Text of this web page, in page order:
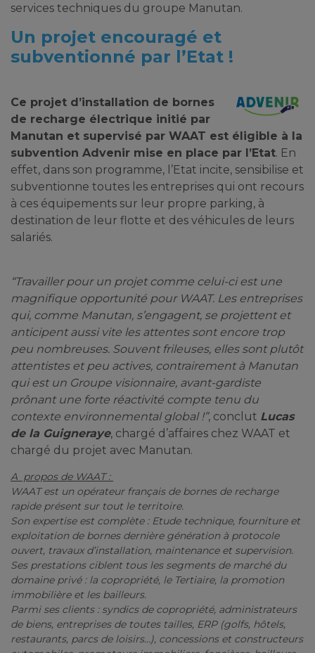
services techniques du groupe Manutan.
Un projet encouragé et
subventionné par l’Etat !
Ce projet d’installation de bornes
de recharge électrique initié par
Manutan et supervisé par WAAT est éligible à la
subvention Advenir mise en place par l’Etat. En
effet, dans son programme, l’Etat incite, sensibilise et
subventionne toutes les entreprises qui ont recours
à ces équipements sur leur propre parking, à
destination de leur flotte et des véhicules de leurs
salariés.
“Travailler pour un projet comme celui-ci est une
magnifique opportunité pour WAAT. Les entreprises
qui, comme Manutan, s’engagent, se projettent et
anticipent aussi vite les attentes sont encore trop
peu nombreuses. Souvent frileuses, elles sont plutôt
attentistes et peu actives, contrairement à Manutan
qui est un Groupe visionnaire, avant-gardiste
prônant une forte réactivité compte tenu du
contexte environnemental global !”, conclut Lucas
de la Guigneraye, chargé d’affaires chez WAAT et
chargé du projet avec Manutan.
A propos de WAAT :
WAAT est un opérateur français de bornes de recharge
rapide présent sur tout le territoire.
Son expertise est complète : Etude technique, fourniture et
exploitation de bornes dernière génération à protocole
ouvert, travaux d’installation, maintenance et supervision.
Ses prestations ciblent tous les segments de marché du
domaine privé : la copropriété, le Tertiaire, la promotion
immobilière et les bailleurs.
Parmi ses clients : syndics de copropriété, administrateurs
de biens, entreprises de toutes tailles, ERP (golfs, hôtels,
restaurants, parcs de loisirs…), concessions et constructeurs